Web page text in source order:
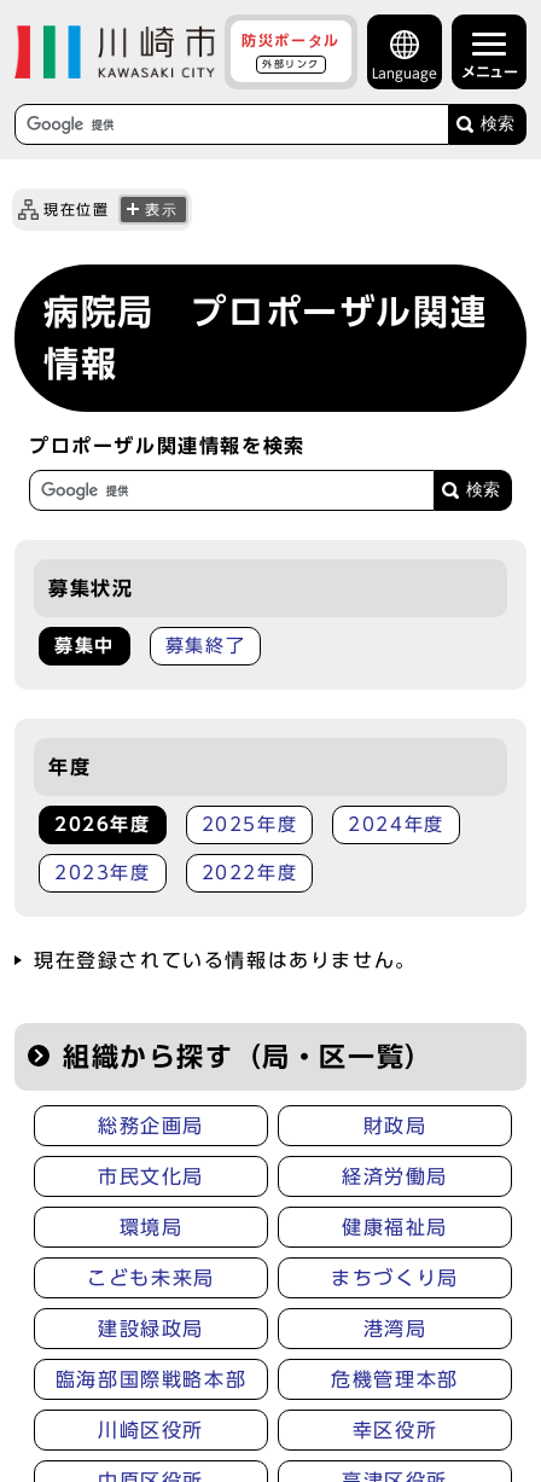
防災ポータル
外部リンク
Language メニュー
検索
現在位置 表示
病院局 プロポーザル関連
情報
プロポーザル関連情報を検索
募集状況
募集中 募集終了
年度
2026年度 2025年度 2024年度
2023年度 2022年度
現在登録されている情報はありません。
組織から探す（局・区一覧）
総務企画局 財政局
市民文化局 経済労働局
環境局 健康福祉局
こども未来局 まちづくり局
建設緑政局 港湾局
臨海部国際戦略本部 危機管理本部
川崎区役所 幸区役所